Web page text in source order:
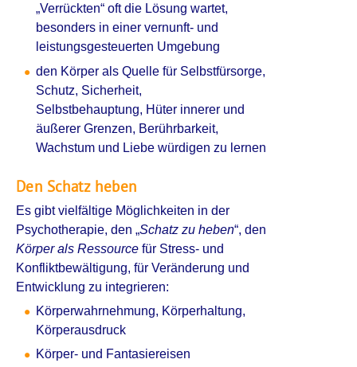
„Verrückten“ oft die Lösung wartet,
besonders in einer vernunft- und
leistungsgesteuerten Umgebung
den Körper als Quelle für Selbstfürsorge,
Schutz, Sicherheit,
Selbstbehauptung, Hüter innerer und
äußerer Grenzen, Berührbarkeit,
Wachstum und Liebe würdigen zu lernen
Den Schatz heben
Es gibt vielfältige Möglichkeiten in der
Psychotherapie, den „Schatz zu heben“, den
Körper als Ressource für Stress- und
Konfliktbewältigung, für Veränderung und
Entwicklung zu integrieren:
Körperwahrnehmung, Körperhaltung,
Körperausdruck
Körper- und Fantasiereisen